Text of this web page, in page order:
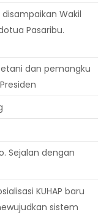
disampaikan Wakil
Pasaribu.
dan pemangku
Sejalan dengan
KUHAP baru
sistem